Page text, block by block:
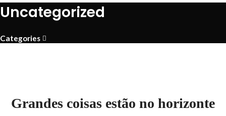
Uncategorized
Categories
Grandes coisas estão no horizonte